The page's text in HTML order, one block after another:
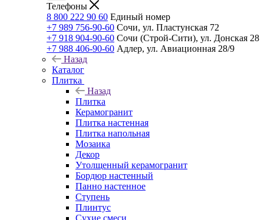
Телефоны
8 800 222 90 60 Единый номер
+7 989 756-90-60 Сочи, ул. Пластунская 72
+7 918 904-90-60 Сочи (Строй-Сити), ул. Донская 28
+7 988 406-90-60 Адлер, ул. Авиационная 28/9
Назад
Каталог
Плитка
Назад
Плитка
Керамогранит
Плитка настенная
Плитка напольная
Мозаика
Декор
Утолщенный керамогранит
Бордюр настенный
Панно настенное
Ступень
Плинтус
Сухие смеси